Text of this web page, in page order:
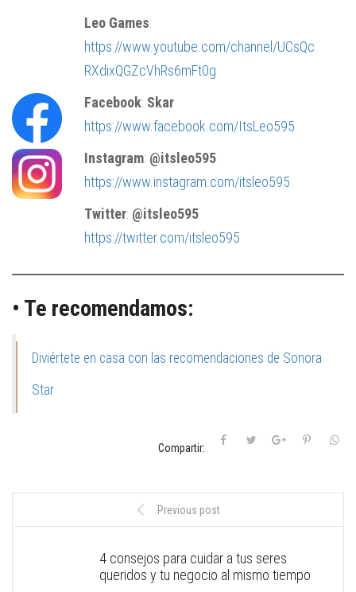
Leo Games:
https://www.youtube.com/channel/UCsQc
RXdixQGZcVhRs6mFt0g
Facebook: Skar
https://www.facebook.com/ItsLeo595
Instagram: @itsleo595
https://www.instagram.com/itsleo595
Twitter: @itsleo595
https://twitter.com/itsleo595
• Te recomendamos:
Diviértete en casa con las recomendaciones de Sonora
Star
Compartir:
Previous post
4 consejos para cuidar a tus seres
queridos y tu negocio al mismo tiempo